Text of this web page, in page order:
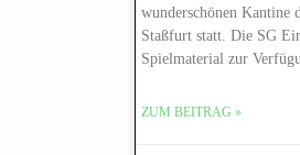
wunderschönen Kantine
Staßfurt statt. Die SG
Spielmaterial zur
ZUM BEITRAG »